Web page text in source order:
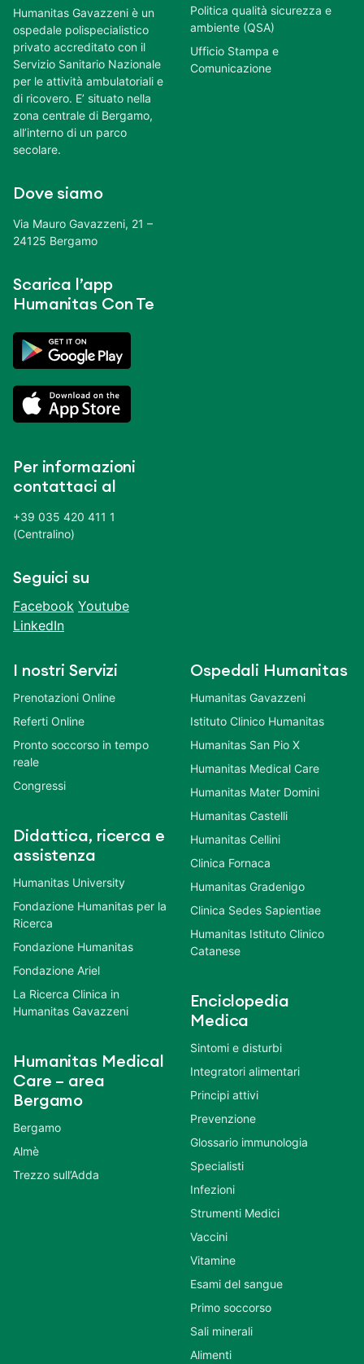
Humanitas Gavazzeni è un
ospedale polispecialistico
privato accreditato con il
Servizio Sanitario Nazionale
per le attività ambulatoriali e
di ricovero. E’ situato nella
zona centrale di Bergamo,
all’interno di un parco
secolare.
Dove siamo
Via Mauro Gavazzeni, 21 –
24125 Bergamo
Scarica l’app
Humanitas Con Te
Per informazioni
contattaci al
+39 035 420 411 1
(Centralino)
Seguici su
Facebook Youtube
LinkedIn
Politica qualità sicurezza e
ambiente (QSA)
Ufficio Stampa e
Comunicazione
I nostri Servizi
Prenotazioni Online
Referti Online
Pronto soccorso in tempo
reale
Congressi
Didattica, ricerca e
assistenza
Humanitas University
Fondazione Humanitas per la
Ricerca
Fondazione Humanitas
Fondazione Ariel
La Ricerca Clinica in
Humanitas Gavazzeni
Humanitas Medical
Care – area
Bergamo
Bergamo
Almè
Trezzo sull’Adda
Ospedali Humanitas
Humanitas Gavazzeni
Istituto Clinico Humanitas
Humanitas San Pio X
Humanitas Medical Care
Humanitas Mater Domini
Humanitas Castelli
Humanitas Cellini
Clinica Fornaca
Humanitas Gradenigo
Clinica Sedes Sapientiae
Humanitas Istituto Clinico
Catanese
Enciclopedia
Medica
Sintomi e disturbi
Integratori alimentari
Principi attivi
Prevenzione
Glossario immunologia
Specialisti
Infezioni
Strumenti Medici
Vaccini
Vitamine
Esami del sangue
Primo soccorso
Sali minerali
Alimenti